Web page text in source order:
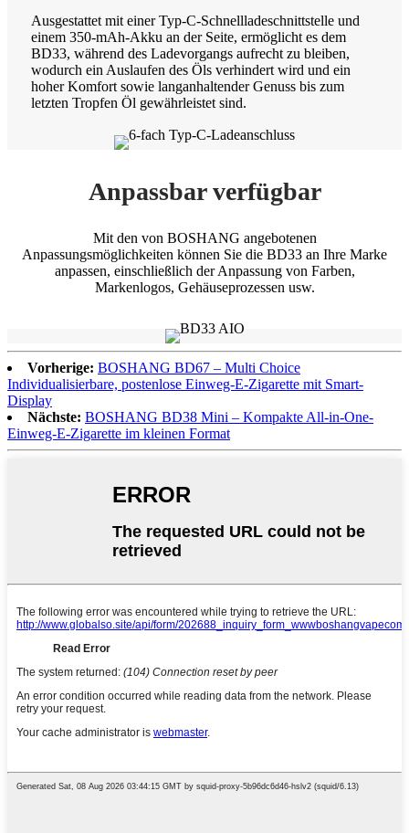
Ausgestattet mit einer Typ-C-Schnellladeschnittstelle und
einem 350-mAh-Akku an der Seite, ermöglicht es dem
BD33, während des Ladevorgangs aufrecht zu bleiben,
wodurch ein Auslaufen des Öls verhindert wird und ein
hoher Komfort sowie langanhaltender Genuss bis zum
letzten Tropfen Öl gewährleistet sind.
Anpassbar verfügbar
Mit den von BOSHANG angebotenen
Anpassungsmöglichkeiten können Sie die BD33 an Ihre Marke
anpassen, einschließlich der Anpassung von Farben,
Markenlogos, Gehäuseprozessen usw.
Vorherige: BOSHANG BD67 – Multi Choice
Individualisierbare, postenlose Einweg-E-Zigarette mit Smart-
Display
Nächste: BOSHANG BD38 Mini – Kompakte All-in-One-
Einweg-E-Zigarette im kleinen Format